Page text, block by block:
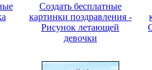
Создать бесплатные
картинки поздравления -
Рисунок летающей
девочки